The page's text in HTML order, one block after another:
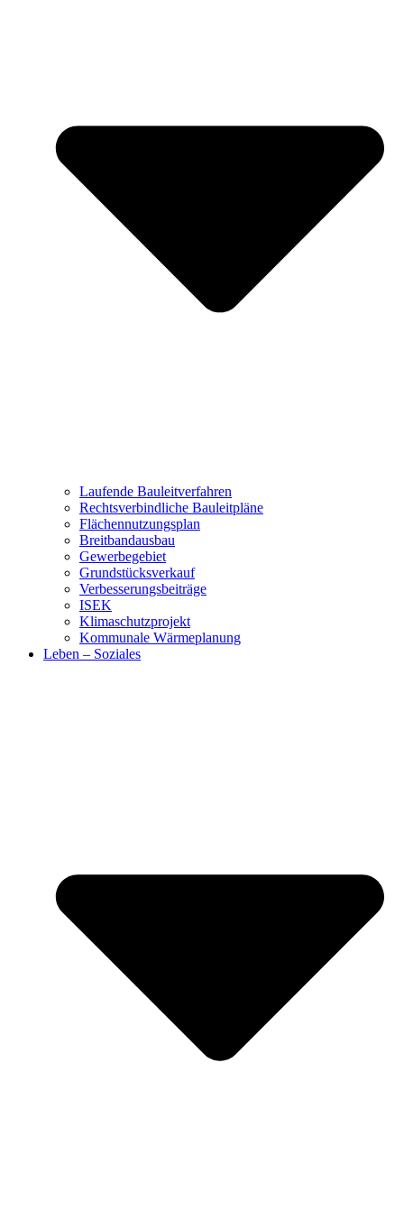
Laufende Bauleitverfahren
Rechtsverbindliche Bauleitpläne
Flächennutzungsplan
Breitbandausbau
Gewerbegebiet
Grundstücksverkauf
Verbesserungsbeiträge
ISEK
Klimaschutzprojekt
Kommunale Wärmeplanung
Leben – Soziales